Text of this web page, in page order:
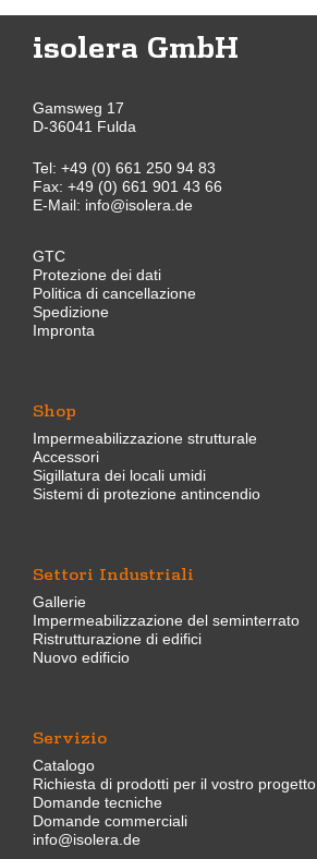
isolera GmbH
Gamsweg 17
D-36041 Fulda
Tel: +49 (0) 661 250 94 83
Fax: +49 (0) 661 901 43 66
E-Mail: info@isolera.de
GTC
Protezione dei dati
Politica di cancellazione
Spedizione
Impronta
Shop
Impermeabilizzazione strutturale
Accessori
Sigillatura dei locali umidi
Sistemi di protezione antincendio
Settori Industriali
Gallerie
Impermeabilizzazione del seminterrato
Ristrutturazione di edifici
Nuovo edificio
Servizio
Catalogo
Richiesta di prodotti per il vostro progetto
Domande tecniche
Domande commerciali
info@isolera.de